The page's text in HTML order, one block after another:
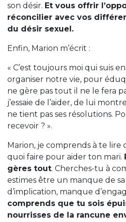
son désir. Et vous offrir
réconcilier avec vos
du désir sexuel.
Enfin, Marion m’écrit :
« C’est toujours moi qui suis
organiser notre vie, pour
ne gère pas tout il ne le fera
j’essaie de l’aider, de lui
ne tient pas ses résolutions.
recevoir ? ».
Marion, je comprends à te lire
quoi faire pour aider ton mari.
gères tout. Cherches-tu à
estimes être un manque de
d’implication, manque
comprends que tu sois
nourrisses de la rancune